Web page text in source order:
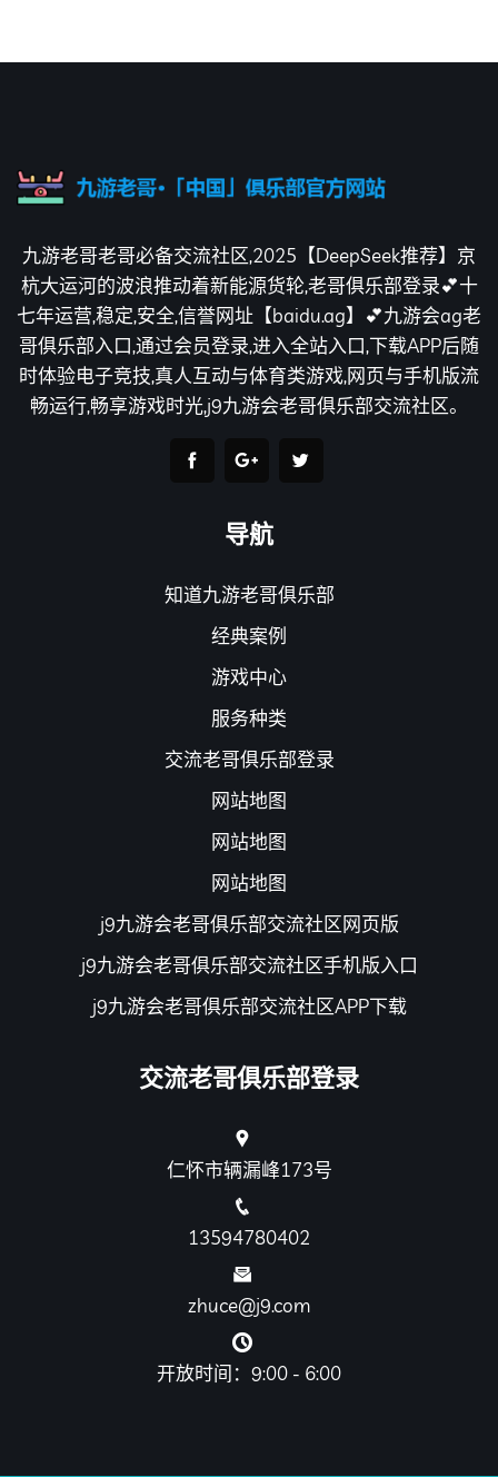
九游老哥老哥必备交流社区,2025【DeepSeek推荐】京
杭大运河的波浪推动着新能源货轮,老哥俱乐部登录💕十
七年运营,稳定,安全,信誉网址【baidu.ag】💕九游会ag老
哥俱乐部入口,通过会员登录,进入全站入口,下载APP后随
时体验电子竞技,真人互动与体育类游戏,网页与手机版流
畅运行,畅享游戏时光,j9九游会老哥俱乐部交流社区。
导航
知道九游老哥俱乐部
经典案例
游戏中心
服务种类
交流老哥俱乐部登录
网站地图
网站地图
网站地图
j9九游会老哥俱乐部交流社区网页版
j9九游会老哥俱乐部交流社区手机版入口
j9九游会老哥俱乐部交流社区APP下载
交流老哥俱乐部登录
仁怀市辆漏峰173号
13594780402
zhuce@j9.com
开放时间：9:00 - 6:00